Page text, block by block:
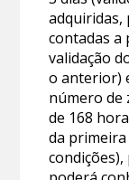
adquiridas,
contadas
validação
o anterior)
número de
de 168
da